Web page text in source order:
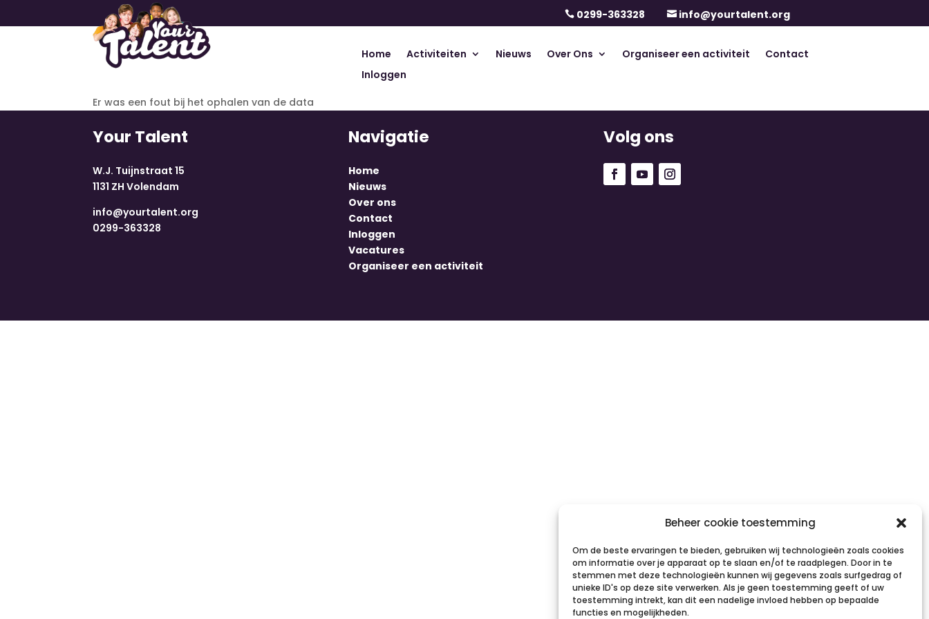
Beheer cookie toestemming
Om de beste ervaringen te bieden, gebruiken wij technologieën zoals cookies
om informatie over je apparaat op te slaan en/of te raadplegen. Door in te
stemmen met deze technologieën kunnen wij gegevens zoals surfgedrag of
unieke ID's op deze site verwerken. Als je geen toestemming geeft of uw
toestemming intrekt, kan dit een nadelige invloed hebben op bepaalde
functies en mogelijkheden.
 0299-363328  info@yourtalent.org
Home Activiteiten Nieuws Over Ons Organiseer een activiteit
Contact
Inloggen
Er was een fout bij het ophalen van de data
Your Talent
W.J. Tuijnstraat 15
1131 ZH Volendam
info@yourtalent.org
0299-363328
Navigatie
Home
Nieuws
Over ons
Contact
Inloggen
Vacatures
Organiseer een activiteit
Volg ons